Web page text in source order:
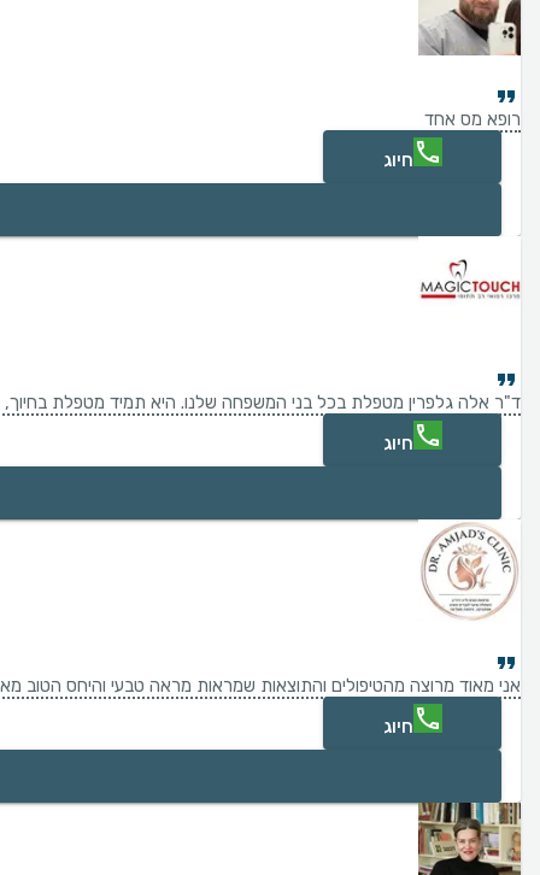
רופא מס אחד
חיוג
ד"ר אלה גלפרין מטפלת בכל בני המשפחה שלנו. היא תמיד מטפלת
חיוג
אני מאוד מרוצה מהטיפולים והתוצאות שמראות מראה טבעי והיחס הטוב
חיוג